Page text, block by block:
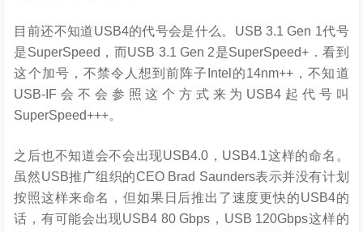
目前还不知道USB4的代号会是什么。USB 3.1 Gen 1代号
是SuperSpeed，而USB 3.1 Gen 2是SuperSpeed+．看到
这个加号，不禁令人想到前阵子Intel的14nm++，不知道
USB-IF会不会参照这个方式来为USB4起代号叫
SuperSpeed+++。
之后也不知道会不会出现USB4.0，USB4.1这样的命名。
虽然USB推广组织的CEO Brad Saunders表示并没有计划
按照这样来命名，但如果日后推出了速度更快的USB4的
话，有可能会出现USB4 80 Gbps，USB 120Gbps这样的